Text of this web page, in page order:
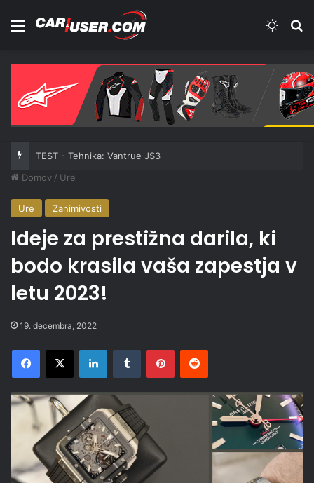
Meni
TEST - Tehnika: Vantrue JS3
Domov / Ure
Ure Zanimivosti
Ideje za prestižna darila, ki
bodo krasila vaša zapestja v
letu 2023!
19. decembra, 2022
Facebook
X LinkedInTumblr PinterestReddit